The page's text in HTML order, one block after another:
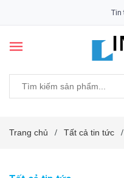
Tin
Trang chủ / Tất cả tin tức /